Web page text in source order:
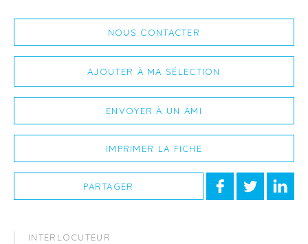
NOUS CONTACTER
AJOUTER À MA SÉLECTION
ENVOYER À UN AMI
IMPRIMER LA FICHE
PARTAGER
INTERLOCUTEUR